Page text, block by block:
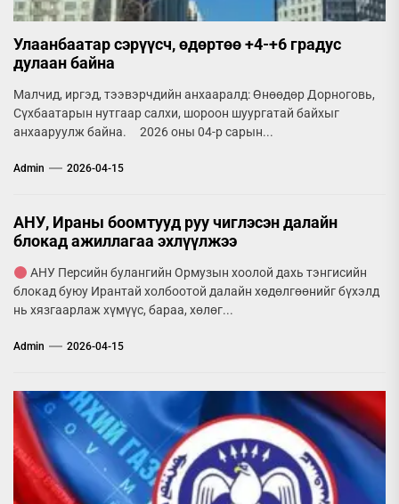
Улаанбаатар сэрүүсч, өдөртөө +4-+6 градус
дулаан байна
Малчид, иргэд, тээвэрчдийн анхааралд: Өнөөдөр Дорноговь,
Сүхбаатарын нутгаар салхи, шороон шуургатай байхыг
анхааруулж байна. 2026 оны 04-р сарын...
Admin 2026-04-15
АНУ, Ираны боомтууд руу чиглэсэн далайн
блокад ажиллагаа эхлүүлжээ
АНУ Персийн булангийн Ормузын хоолой дахь тэнгисийн
блокад буюу Ирантай холбоотой далайн хөдөлгөөнийг бүхэлд
нь хязгаарлаж хүмүүс, бараа, хөлөг...
Admin 2026-04-15